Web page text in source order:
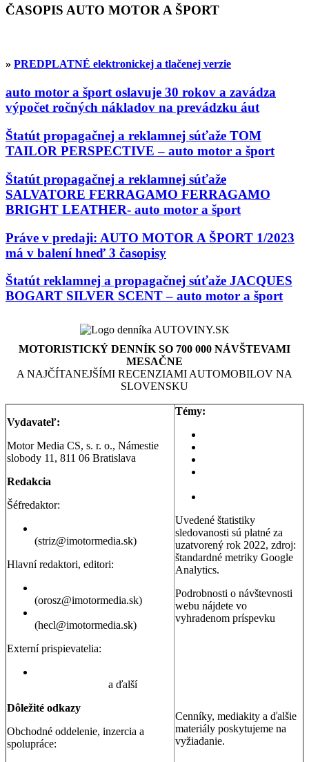
ČASOPIS AUTO MOTOR A ŠPORT
» PREDPLATNÉ elektronickej a tlačenej verzie
auto motor a šport oslavuje 30 rokov a zavádza
výpočet ročných nákladov na prevádzku áut
Štatút propagačnej a reklamnej súťaže TOM
TAILOR PERSPECTIVE – auto motor a šport
Štatút propagačnej a reklamnej súťaže
SALVATORE FERRAGAMO FERRAGAMO
BRIGHT LEATHER- auto motor a šport
Práve v predaji: AUTO MOTOR A ŠPORT 1/2023
má v balení hneď 3 časopisy
Štatút reklamnej a propagačnej súťaže JACQUES
BOGART SILVER SCENT – auto motor a šport
MOTORISTICKÝ DENNÍK SO 700 000 NÁVŠTEVAMI
MESAČNE
A NAJČÍTANEJŠÍMI RECENZIAMI AUTOMOBILOV NA
SLOVENSKU
Vydavateľ:
Motor Media CS, s. r. o., Námestie
slobody 11, 811 06 Bratislava
Redakcia
Šéfredaktor:
(striz@imotormedia.sk)
Hlavní redaktori, editori:
(orosz@imotormedia.sk)
(hecl@imotormedia.sk)
Externí prispievatelia:
a ďalší
Dôležité odkazy
Obchodné oddelenie, inzercia a
spolupráce:
Témy:
Uvedené štatistiky
sledovanosti sú platné za
uzatvorený rok 2022, zdroj:
štandardné metriky Google
Analytics.
Podrobnosti o návštevnosti
webu nájdete vo
vyhradenom príspevku
Cenníky, mediakity a ďalšie
materiály poskytujeme na
vyžiadanie.